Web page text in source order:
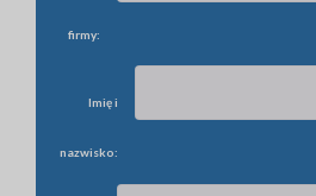
firmy:
Imię i
nazwisko: